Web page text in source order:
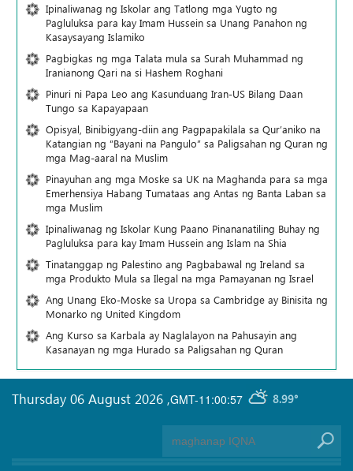
Ipinaliwanag ng Iskolar ang Tatlong mga Yugto ng
Pagluluksa para kay Imam Hussein sa Unang Panahon ng
Kasaysayang Islamiko
Pagbigkas ng mga Talata mula sa Surah Muhammad ng
Iranianong Qari na si Hashem Roghani
Pinuri ni Papa Leo ang Kasunduang Iran-US Bilang Daan
Tungo sa Kapayapaan
Opisyal, Binibigyang-diin ang Pagpapakilala sa Qur’aniko na
Katangian ng “Bayani na Pangulo” sa Paligsahan ng Quran ng
mga Mag-aaral na Muslim
Pinayuhan ang mga Moske sa UK na Maghanda para sa mga
Emerhensiya Habang Tumataas ang Antas ng Banta Laban sa
mga Muslim
Ipinaliwanag ng Iskolar Kung Paano Pinananatiling Buhay ng
Pagluluksa para kay Imam Hussein ang Islam na Shia
Tinatanggap ng Palestino ang Pagbabawal ng Ireland sa
mga Produkto Mula sa Ilegal na mga Pamayanan ng Israel
Ang Unang Eko-Moske sa Uropa sa Cambridge ay Binisita ng
Monarko ng United Kingdom
Ang Kurso sa Karbala ay Naglalayon na Pahusayin ang
Kasanayan ng mga Hurado sa Paligsahan ng Quran
GMT-11:00:57 8.99°
Thursday 06 August 2026 ,